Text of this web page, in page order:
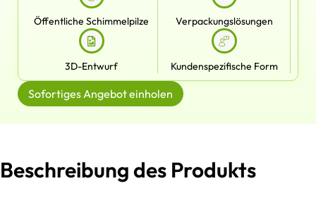
Öffentliche Schimmelpilze Verpackungslösungen
3D-Entwurf Kundenspezifische Form
Sofortiges Angebot einholen
Beschreibung des Produkts